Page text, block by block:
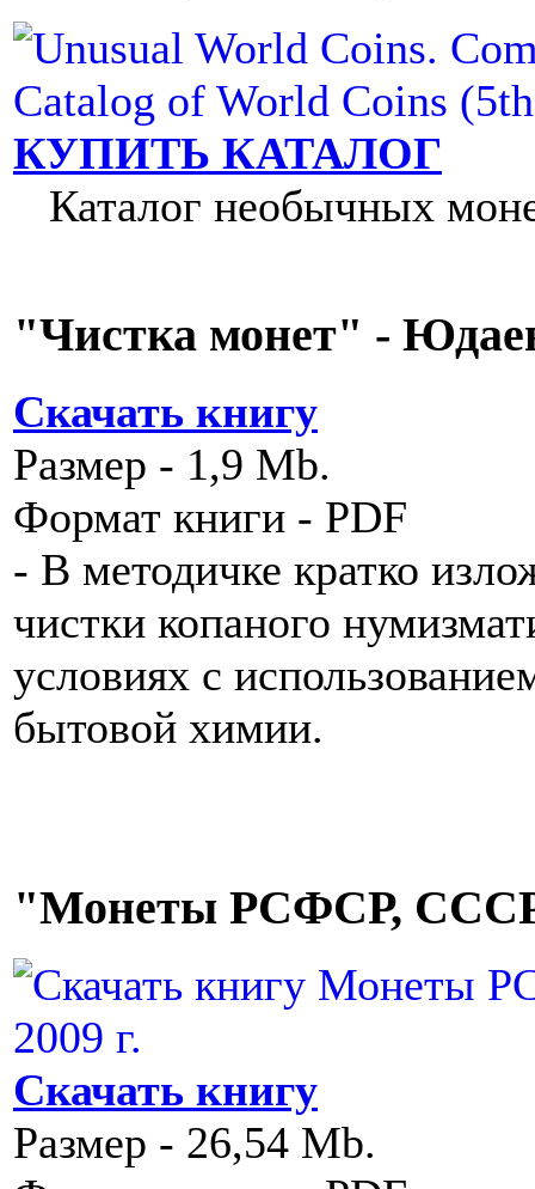
КУПИТЬ КАТАЛОГ
Каталог нeoбычныx
"Чистка монет" -
Скачать книгу
Размер - 1,9 Mb.
Формат книги - PDF
- В методичке кратко
чистки копаного
условиях с
бытовой химии.
"Монеты РСФСР, СССР
Скачать книгу
Размер - 26,54 Mb.